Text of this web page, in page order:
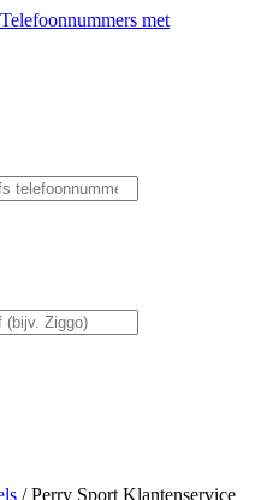
/Perry Sport Klantenservice